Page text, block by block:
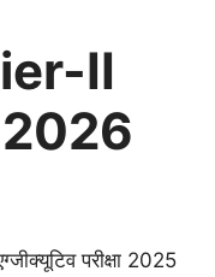
II
परीक्षा 2025